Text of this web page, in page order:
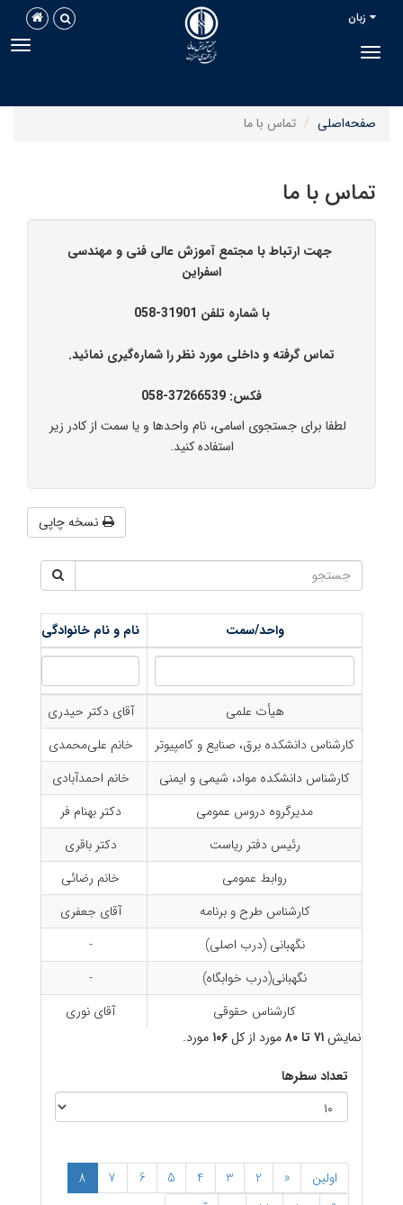
Toggle navigation
تماس با ما
با ما
جهت ارتباط با مجتمع آموزش عالی فنی و مهندسی
اسفراین
با شماره تلفن‌ 31901-058
تماس گرفته و داخلی مورد نظر را شماره‌گیری نمائید.
فکس: 37266539-058
لطفا برای جستجوی اسامی، نام واحدها و یا سمت از کادر زیر
استفاده کنید.
نسخه چاپی
واحد/سمت نام و نام خانوادگی شماره
هیأت علمی آقای دکتر حیدری
کارشناس دانشکده برق، صنایع و کامپیوتر
خانم علی‌محمدی
کارشناس دانشکده مواد، شیمی و ایمنی
خانم احمدآبادی
مدیرگروه دروس عمومی
دکتر بهنام فر
رئیس دفتر ریاست
دکتر باقری
روابط عمومی
خانم رضائی
کارشناس طرح و برنامه
آقای جعفری
نگهبانی (درب اصلی)
نگهبانی(درب خوابگاه)
کارشناس حقوقی
آقای نوری
نمایش۷۱ تا ۸۰ مورد از کل ۱۰۶مورد.
تعداد سطرها
«
2
3
4
5
6
7
8